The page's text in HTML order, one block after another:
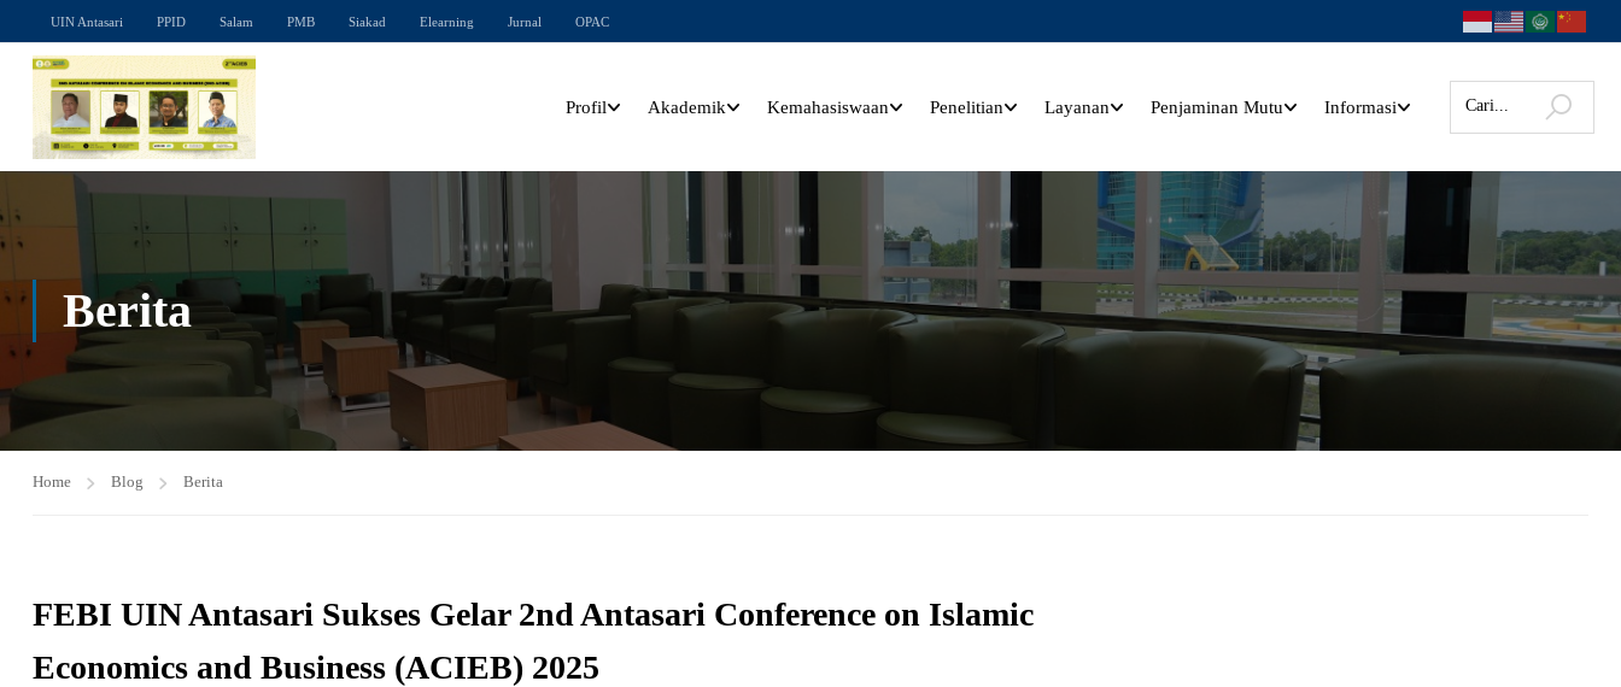
UIN Antasari PPID Salam PMB Siakad Elearning Jurnal OPAC
Profil Akademik Kemahasiswaan Penelitian Layanan Penjaminan Mutu Informasi
Berita
Home Blog Berita
FEBI UIN Antasari Sukses Gelar 2nd Antasari Conference on Islamic
Economics and Business (ACIEB) 2025